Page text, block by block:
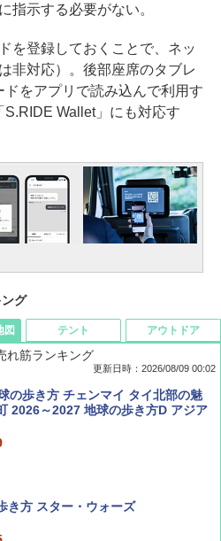
指示する必要がない。
を登録しておくことで、ネッ
非対応）。後部座席のタブレ
をアプリで読み込んで利用す
Wallet」にも対応す
グ
ビ-パル) 2026年 9 月号【特別付録:
ニマル"旅"財布 ランダム2種】
ーファン ２０２６年 ９月号 [雑
図
れ筋ランキング
更新日時：2026/08/09 00:02
の歩き方 チェンマイ タイ北部の魅
2026～2027 地球の歩き方D アジア
き方 スター・ウォーズ
テント アウトドア